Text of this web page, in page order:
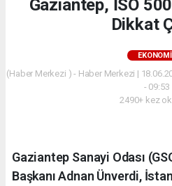
Gaziantep, İSO
Dikkat
EKONOMI
(Haber Merkezi ) - Haber Merkezi |
- 09:53
2490+ kez
Gaziantep Sanayi Odası
Başkanı Adnan Ünverdi,